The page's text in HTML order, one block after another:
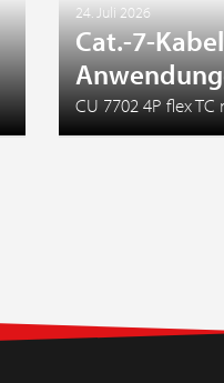
24. Juli 2026
Cat.-7-
CU 7702 4P flex